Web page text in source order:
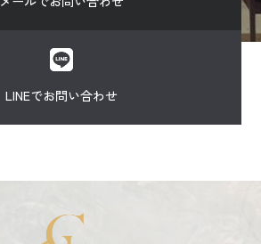
LINEでお問い合わせ